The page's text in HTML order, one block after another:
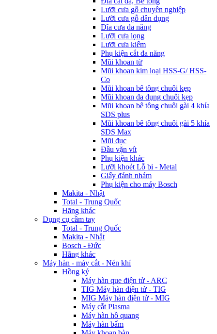
Lưỡi cưa gỗ chuyên nghiệp
Lưỡi cưa gỗ dân dụng
Đĩa cưa đa năng
Lưỡi cưa lọng
Lưỡi cưa kiếm
Phụ kiện cắt đa năng
Mũi khoan từ
Mũi khoan kim loại HSS-G/ HSS-
Co
Mũi khoan bê tông chuôi kẹp
Mũi khoan đa dụng chuôi kẹp
Mũi khoan bê tông chuôi gài 4 khía
SDS plus
Mũi khoan bê tông chuôi gài 5 khía
SDS Max
Mũi đục
Đầu vặn vít
Phụ kiện khác
Lưỡi khoét Lỗ bi - Metal
Giấy đánh nhám
Phụ kiện cho máy Bosch
Makita - Nhật
Total - Trung Quốc
Hãng khác
Dụng cụ cầm tay
Total - Trung Quốc
Makita - Nhật
Bosch - Đức
Hãng khác
Máy hàn - máy cắt - Nén khí
Hồng ký
Máy hàn que điện tử - ARC
TIG Máy hàn điện tử - TIG
MIG Máy hàn điện tử - MIG
Máy cắt Plasma
Máy hàn hồ quang
Máy hàn bẩm